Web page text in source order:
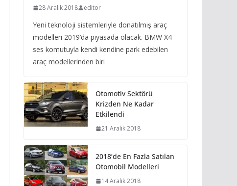
28 Aralık 2018 editor
Yeni teknoloji sistemleriyle donatılmış araç
modelleri 2019’da piyasada olacak. BMW X4
ses komutuyla kendi kendine park edebilen
araç modellerinden biri
Otomotiv Sektörü
Krizden Ne Kadar
Etkilendi
21 Aralık 2018
2018’de En Fazla Satılan
Otomobil Modelleri
14 Aralık 2018